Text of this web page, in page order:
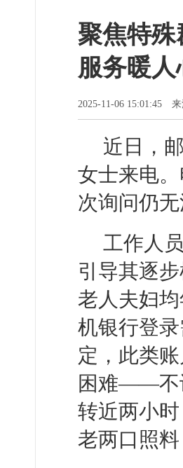
聚焦特
服务暖人
2025-11-06 15:01:45
近日，
女士来电
次询问仍
工作人
引导其逐
老人夫妇
机银行登
定，此类
困难——不
转近两小
老两口照